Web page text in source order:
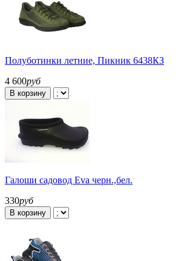
Полуботинки летние, Пикник 6438КЗ
4 600руб
В корзину
Галоши садовод Eva черн.,бел.
330руб
В корзину